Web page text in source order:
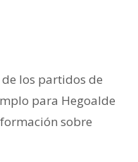
los partidos de
para Hegoalde
sobre